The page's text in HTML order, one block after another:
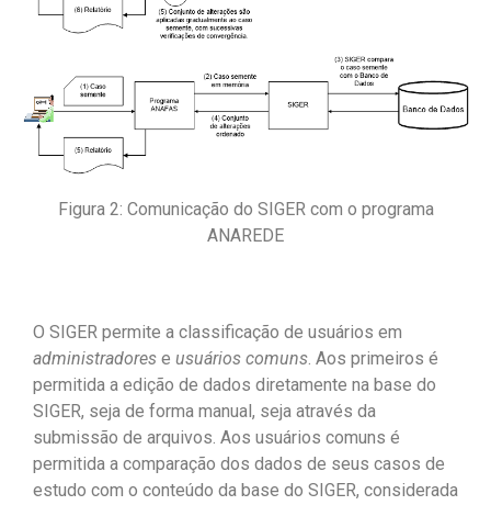
Figura 2: Comunicação do SIGER com o programa
ANAREDE
O SIGER permite a classificação de usuários em
administradores e usuários comuns. Aos primeiros é
permitida a edição de dados diretamente na base do
SIGER, seja de forma manual, seja através da
submissão de arquivos. Aos usuários comuns é
permitida a comparação dos dados de seus casos de
estudo com o conteúdo da base do SIGER, considerada